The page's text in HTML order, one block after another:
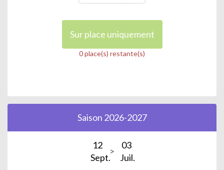
Sur place uniquement
0 place(s) restante(s)
Saison 2026-2027
12
Sept.
03
Juil.